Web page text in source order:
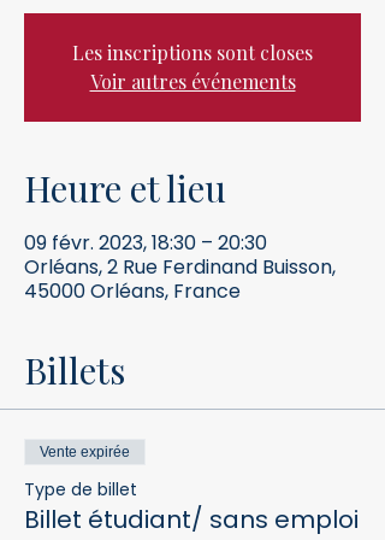
Les inscriptions sont closes
Voir autres événements
Heure et lieu
09 févr. 2023, 18:30 – 20:30
Orléans, 2 Rue Ferdinand Buisson,
45000 Orléans, France
Billets
Vente expirée
Type de billet
Billet étudiant/ sans emploi